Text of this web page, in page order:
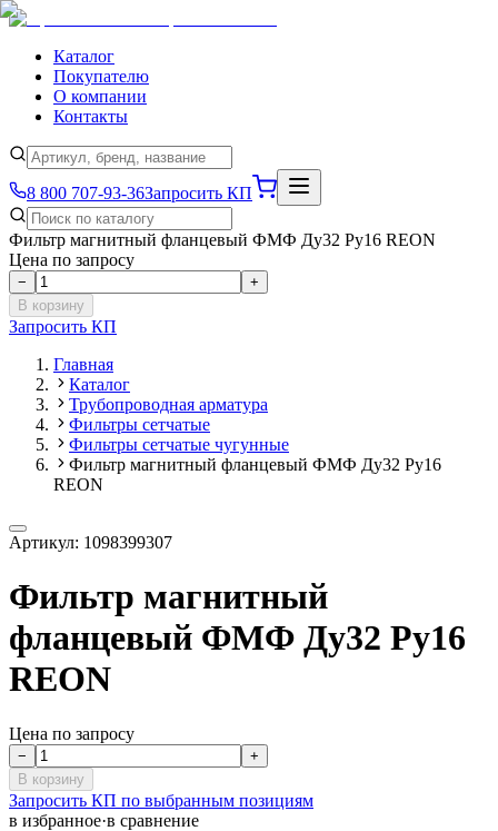
Каталог
Покупателю
О компании
Контакты
8 800 707-93-36Запросить КП
Фильтр магнитный фланцевый ФМФ Ду32 Ру16 REON
Цена по запросу
−
+
В корзину
Запросить КП
Главная
Каталог
Трубопроводная арматура
Фильтры сетчатые
Фильтры сетчатые чугунные
Фильтр магнитный фланцевый ФМФ Ду32 Ру16
REON
Артикул: 1098399307
Фильтр магнитный
фланцевый ФМФ Ду32 Ру16
REON
Цена по запросу
−
+
В корзину
Запросить КП по выбранным позициям
в избранное·в сравнение